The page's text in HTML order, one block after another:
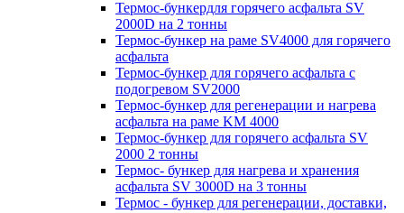
Термос-бункердля горячего асфальта SV
2000D на 2 тонны
Термос-бункер на раме SV4000 для горячего
асфальта
Термос-бункер для горячего асфальта с
подогревом SV2000
Термос-бункер для регенерации и нагрева
асфальта на раме KM 4000
Термос-бункер для горячего асфальта SV
2000 2 тонны
Термос- бункер для нагрева и хранения
асфальта SV 3000D на 3 тонны
Термос - бункер для регенерации, доставки,